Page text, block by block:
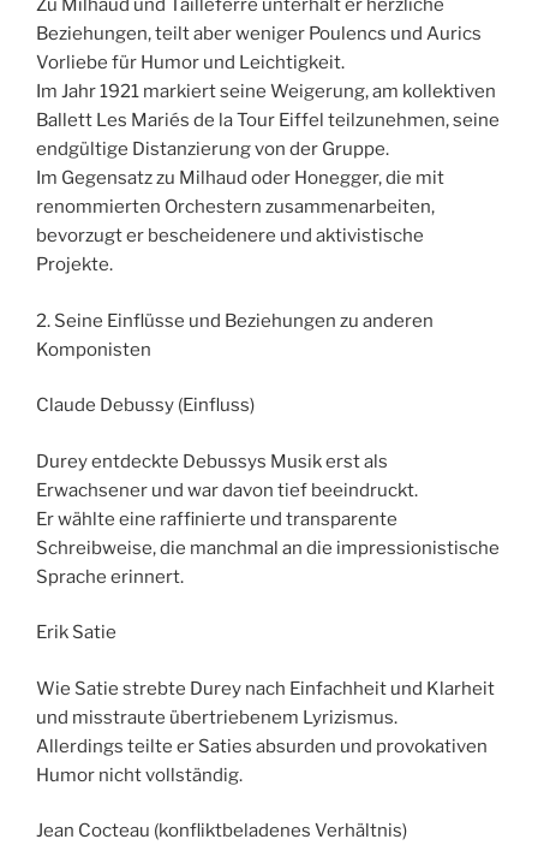
Zu Milhaud und Tailleferre unterhält er herzliche
Beziehungen, teilt aber weniger Poulencs und Aurics
Vorliebe für Humor und Leichtigkeit.
Im Jahr 1921 markiert seine Weigerung, am kollektiven
Ballett Les Mariés de la Tour Eiffel teilzunehmen, seine
endgültige Distanzierung von der Gruppe.
Im Gegensatz zu Milhaud oder Honegger, die mit
renommierten Orchestern zusammenarbeiten,
bevorzugt er bescheidenere und aktivistische
Projekte.
2. Seine Einflüsse und Beziehungen zu anderen
Komponisten
Claude Debussy (Einfluss)
Durey entdeckte Debussys Musik erst als
Erwachsener und war davon tief beeindruckt.
Er wählte eine raffinierte und transparente
Schreibweise, die manchmal an die impressionistische
Sprache erinnert.
Erik Satie
Wie Satie strebte Durey nach Einfachheit und Klarheit
und misstraute übertriebenem Lyrizismus.
Allerdings teilte er Saties absurden und provokativen
Humor nicht vollständig.
Jean Cocteau (konfliktbeladenes Verhältnis)